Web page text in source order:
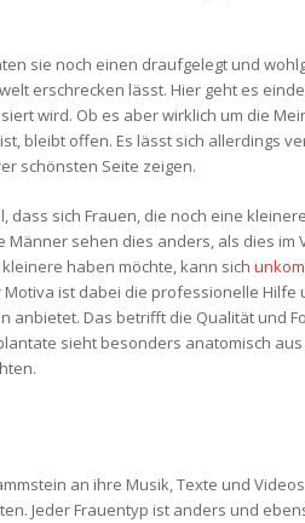
sie noch einen draufgelegt und
erschrecken lässt. Hier geht es
wird. Ob es aber wirklich um die
bleibt offen. Es lässt sich allerdings
schönsten Seite zeigen.
dass sich Frauen, die noch eine
Männer sehen dies anders, als dies im
haben möchte, kann sich
Motiva ist dabei die professionelle
anbietet. Das betrifft die Qualität und
sieht besonders anatomisch
an ihre Musik, Texte und
Jeder Frauentyp ist anders und